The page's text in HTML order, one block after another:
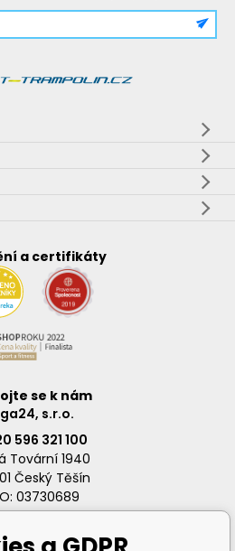
a certifikáty
se k nám
s.r.o.
596 321 100
Tovární 1940
Český Těšín
03730689
CZ03730689